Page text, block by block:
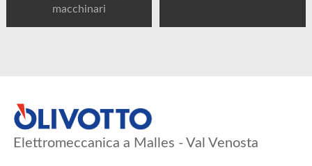
macchinari
Elettromeccanica a Malles - Val Venosta